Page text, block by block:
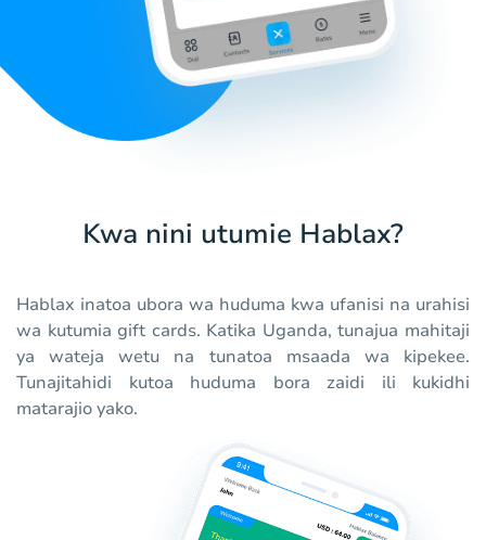
Kwa nini utumie Hablax?
Hablax inatoa ubora wa huduma kwa ufanisi na urahisi
wa kutumia gift cards. Katika Uganda, tunajua mahitaji
ya wateja wetu na tunatoa msaada wa kipekee.
Tunajitahidi kutoa huduma bora zaidi ili kukidhi
matarajio yako.